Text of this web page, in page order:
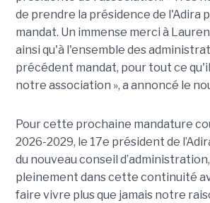
de prendre la présidence de l'Adira
mandat. Un immense merci à
ainsi qu'à l'ensemble des
précédent mandat, pour tout ce
notre association », a annoncé le
Pour cette prochaine mandature
2026-2029, le 17e président de
du nouveau conseil d’administration,
pleinement dans cette continuité
faire vivre plus que jamais notre